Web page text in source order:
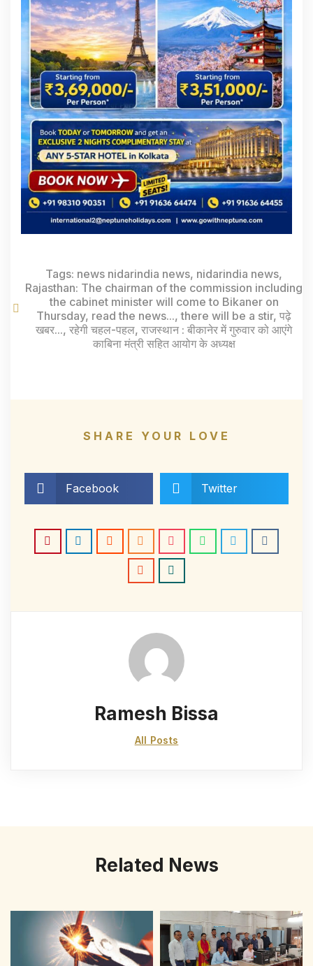
Tags: news nidarindia news, nidarindia news,
Rajasthan: The chairman of the commission including
the cabinet minister will come to Bikaner on
Thursday, read the news...,there will be a stir, पढ़े
खबर..., रहेगी चहल-पहल, राजस्थान : बीकानेर में गुरुवार को आएंगे
काबिना मंत्री सहित आयोग के अध्यक्ष
SHARE YOUR LOVE
Facebook Twitter
Ramesh Bissa
All Posts
Related News